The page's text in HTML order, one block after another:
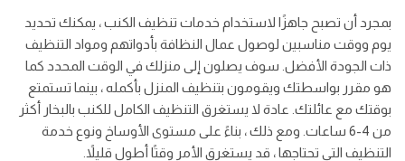
بمجرد أن تصبح جاهزًا لاستخدام خدمات تنظيف الكنب ، يمكنك تحديد
يوم ووقت مناسبين لوصول عمال النظافة بأدواتهم ومواد التنظيف
ذات الجودة الأفضل. سوف يصلون إلى منزلك في الوقت المحدد كما
هو مقرر بواسطتك ويقومون بتنظيف المنزل بأكمله ، بينما تستمتع
بوقتك مع عائلتك. عادة لا يستغرق التنظيف الكامل للكنب بالبخار أكثر
من 4-6 ساعات. ومع ذلك ، بناءً على مستوى الأوساخ ونوع خدمة
التنظيف التي تحتاجها ، قد يستغرق الأمر وقتًا أطول قليلاً.